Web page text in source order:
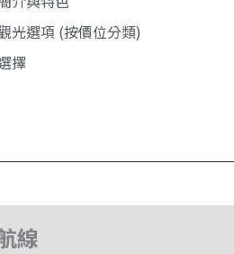
光選項 (按價位分類)
擇
線